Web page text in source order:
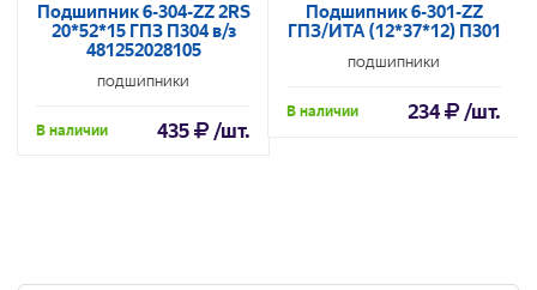
Подшипник 6-304-ZZ 2RS
20*52*15 ГПЗ П304 в/з
481252028105
ПОДШИПНИКИ
В наличии 435 /шт.
Подшипник 6-301-ZZ
ГПЗ/ИТА (12*37*12) П301
ПОДШИПНИКИ
В наличии 234 /шт.